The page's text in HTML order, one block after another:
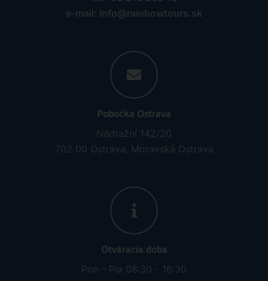
e-mail: info@rainbowtours.sk
Pobočka Ostrava
Nádražní 142/20
702 00 Ostrava, Moravská Ostrava
Otváracia doba
Pon - Pia 08:30 - 16:30